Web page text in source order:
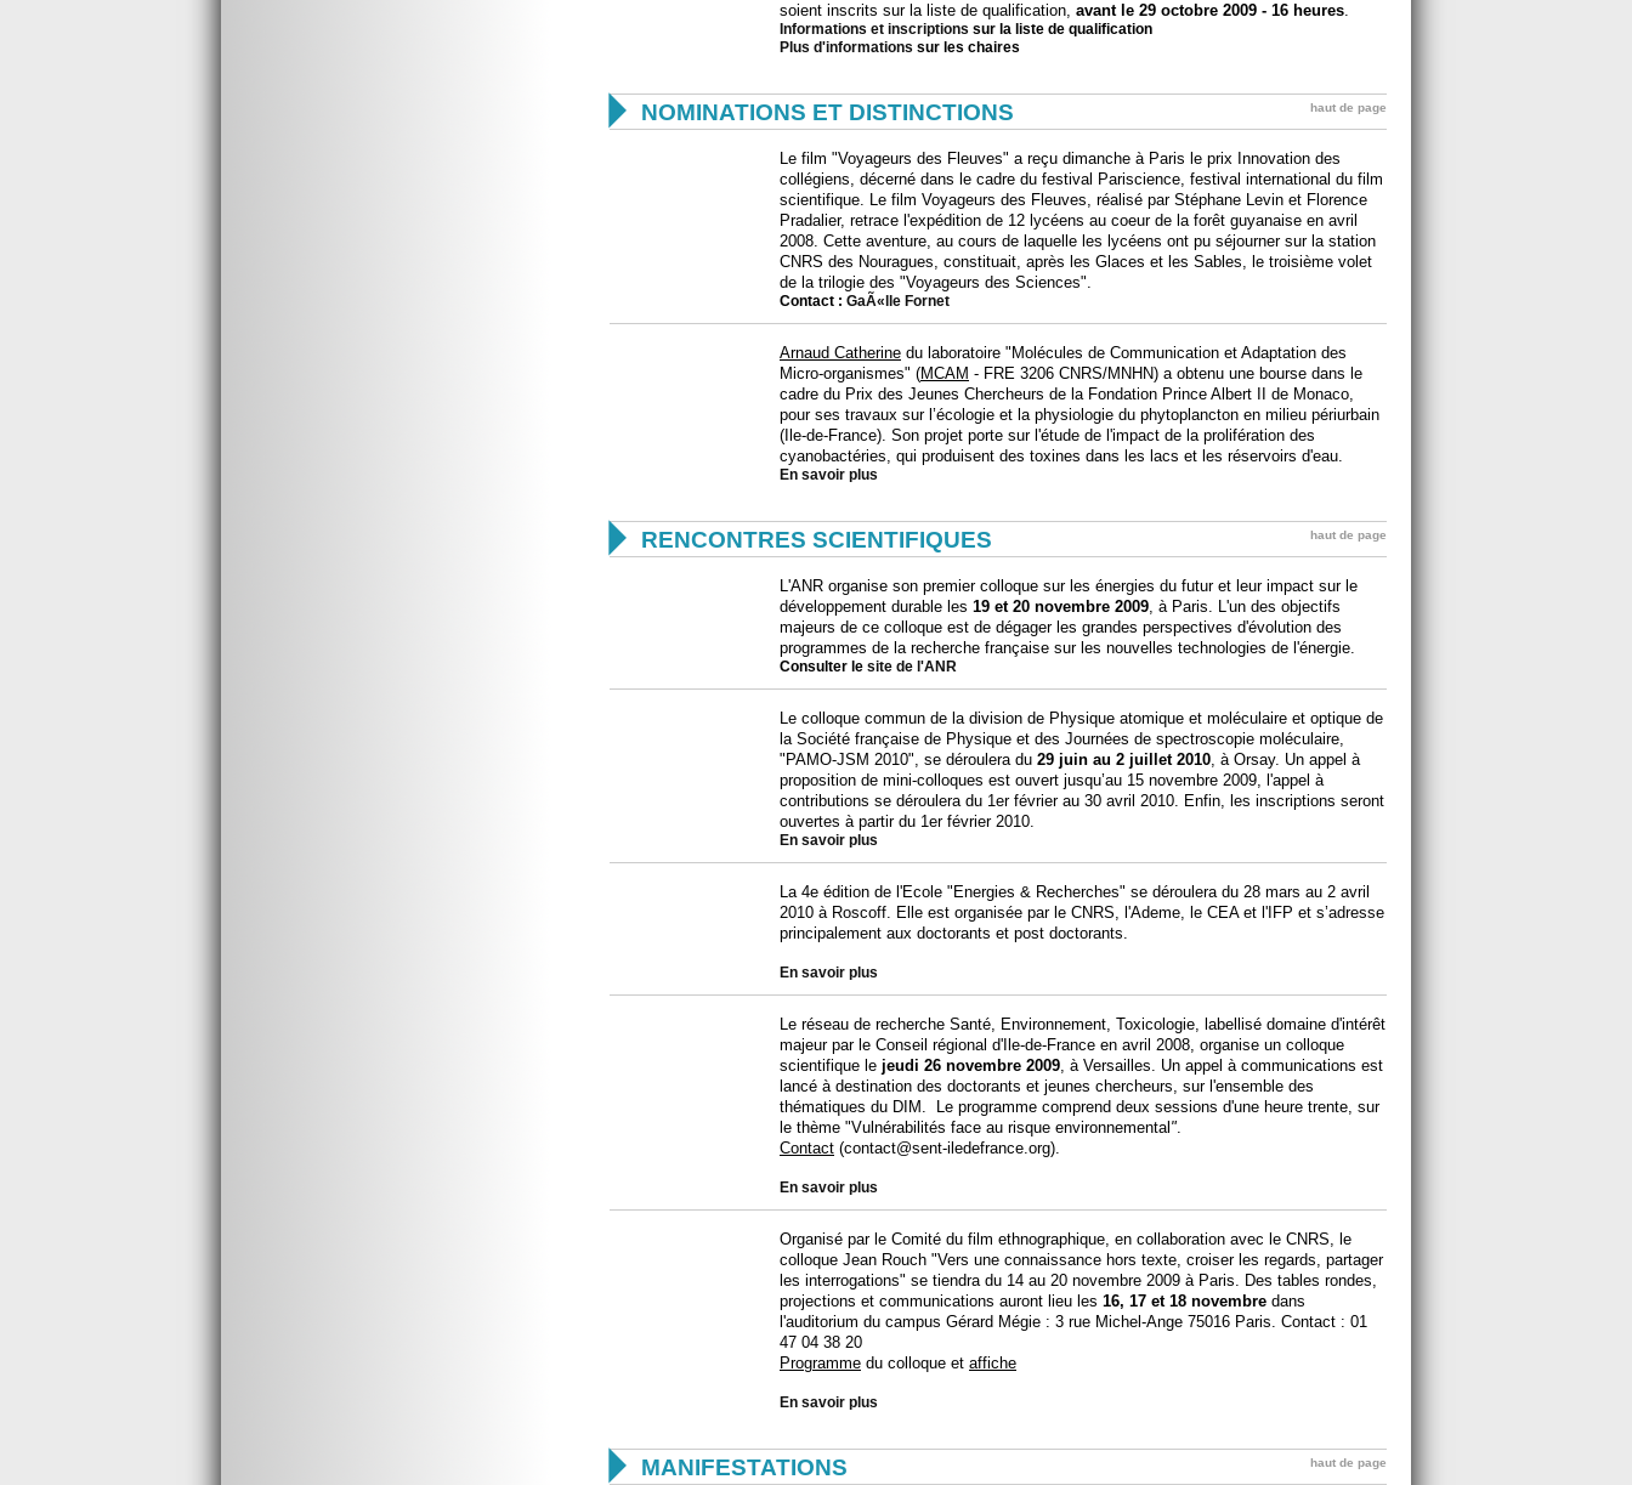
soient inscrits sur la liste de qualification, avant le 29 octobre 2009 - 16 heures.
Informations et inscriptions sur la liste de qualification
Plus d'informations sur les chaires
 NOMINATIONS ET DISTINCTIONS haut de page
Le film "Voyageurs des Fleuves" a reçu dimanche à Paris le prix Innovation des
collégiens, décerné dans le cadre du festival Pariscience, festival international du film
scientifique. Le film Voyageurs des Fleuves, réalisé par Stéphane Levin et Florence
Pradalier, retrace l'expédition de 12 lycéens au coeur de la forêt guyanaise en avril
2008. Cette aventure, au cours de laquelle les lycéens ont pu séjourner sur la station
CNRS des Nouragues, constituait, après les Glaces et les Sables, le troisième volet
de la trilogie des "Voyageurs des Sciences".
Contact : GaÃ«lle Fornet
Arnaud Catherine du laboratoire "Molécules de Communication et Adaptation des
Micro-organismes" (MCAM - FRE 3206 CNRS/MNHN) a obtenu une bourse dans le
cadre du Prix des Jeunes Chercheurs de la Fondation Prince Albert II de Monaco,
pour ses travaux sur l’écologie et la physiologie du phytoplancton en milieu périurbain
(Ile-de-France). Son projet porte sur l'étude de l'impact de la prolifération des
cyanobactéries, qui produisent des toxines dans les lacs et les réservoirs d'eau.
En savoir plus
 RENCONTRES SCIENTIFIQUES haut de page
L'ANR organise son premier colloque sur les énergies du futur et leur impact sur le
développement durable les 19 et 20 novembre 2009, à Paris. L'un des objectifs
majeurs de ce colloque est de dégager les grandes perspectives d'évolution des
programmes de la recherche française sur les nouvelles technologies de l'énergie.
Consulter le site de l'ANR
Le colloque commun de la division de Physique atomique et moléculaire et optique de
la Société française de Physique et des Journées de spectroscopie moléculaire,
"PAMO-JSM 2010", se déroulera du 29 juin au 2 juillet 2010, à Orsay. Un appel à
proposition de mini-colloques est ouvert jusqu’au 15 novembre 2009, l'appel à
contributions se déroulera du 1er février au 30 avril 2010. Enfin, les inscriptions seront
ouvertes à partir du 1er février 2010.
En savoir plus
La 4e édition de l'Ecole "Energies & Recherches" se déroulera du 28 mars au 2 avril
2010 à Roscoff. Elle est organisée par le CNRS, l'Ademe, le CEA et l'IFP et s’adresse
principalement aux doctorants et post doctorants.
En savoir plus
Le réseau de recherche Santé, Environnement, Toxicologie, labellisé domaine d'intérêt
majeur par le Conseil régional d'Ile-de-France en avril 2008, organise un colloque
scientifique le jeudi 26 novembre 2009, à Versailles. Un appel à communications est
lancé à destination des doctorants et jeunes chercheurs, sur l'ensemble des
thématiques du DIM. Le programme comprend deux sessions d'une heure trente, sur
le thème "Vulnérabilités face au risque environnemental ".
Contact (contact@sent-iledefrance.org).
En savoir plus
Organisé par le Comité du film ethnographique, en collaboration avec le CNRS, le
colloque Jean Rouch "Vers une connaissance hors texte, croiser les regards, partager
les interrogations" se tiendra du 14 au 20 novembre 2009 à Paris. Des tables rondes,
projections et communications auront lieu les 16, 17 et 18 novembre dans
l'auditorium du campus Gérard Mégie : 3 rue Michel-Ange 75016 Paris. Contact : 01
47 04 38 20
Programme du colloque et affiche
En savoir plus
 MANIFESTATIONS haut de page